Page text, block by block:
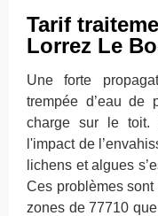
Tarif
Lorrez Le
Une forte
trempée d’eau de
charge sur le toit.
l'impact de
lichens et algues
Ces problèmes
zones de 77710